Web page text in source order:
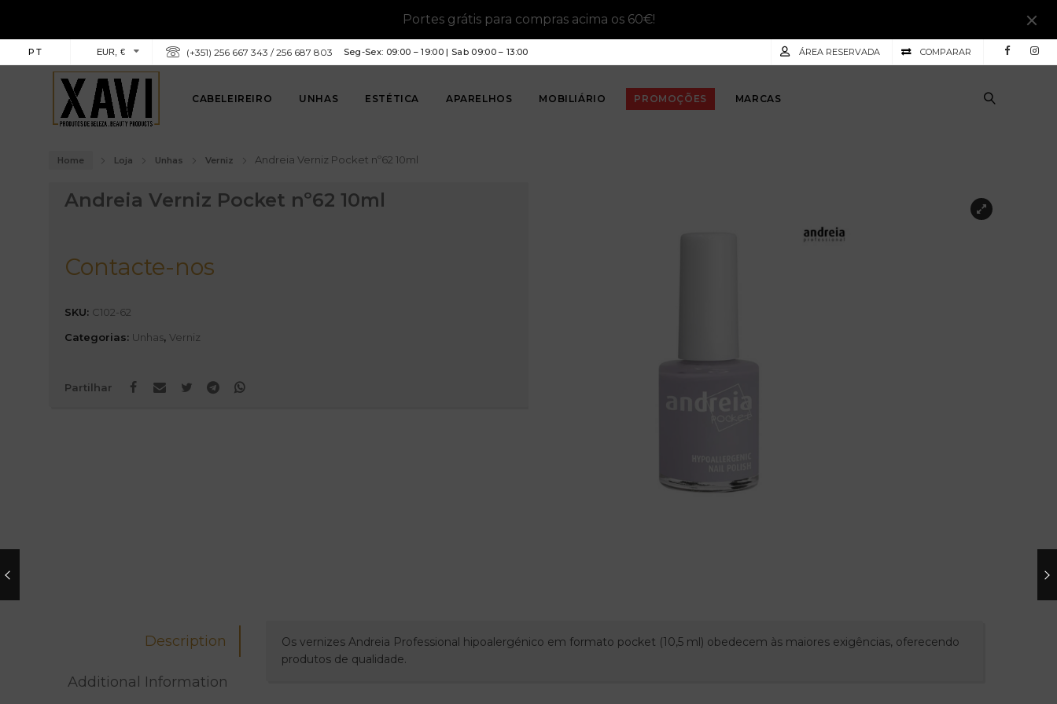
Portes grátis para compras acima os 60€!
PT EUR, € (+351) 256 667 343 / 256 687 803 Seg-Sex: 09:00 – 19:00 | Sab 09:00 – 13:00 COMPARAR
ÁREA RESERVADA
CABELEIREIRO UNHAS ESTÉTICA APARELHOS MOBILIÁRIO PROMOÇÕES MARCAS
Home Loja Unhas Verniz Andreia Verniz Pocket nº62 10ml
Andreia Verniz Pocket nº62 10ml
Contacte-nos
SKU: C102-62
Categorias: Unhas, Verniz
Partilhar
Description
Additional Information
Os vernizes Andreia Professional hipoalergénico em formato pocket (10,5 ml) obedecem às maiores exigências, oferecendo
produtos de qualidade.